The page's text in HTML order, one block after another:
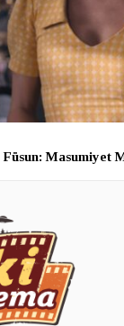
Masumiyet